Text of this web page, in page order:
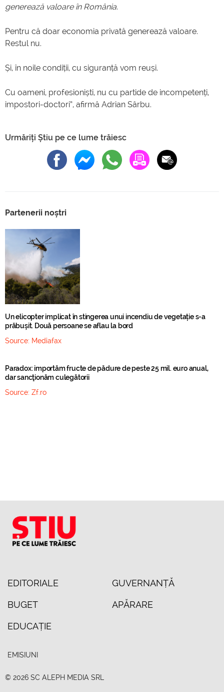
generează valoare în România.
Pentru că doar economia privată generează valoare.
Restul nu.
Și, în noile condiții, cu siguranță vom reuși.
Cu oameni, profesioniști, nu cu partide de incompetenți,
impostori-doctori”, afirmă Adrian Sârbu.
Urmăriți Știu pe ce lume trăiesc
Partenerii noștri
Un elicopter implicat în stingerea unui incendiu de vegetație s-a
prăbușit. Două persoane se aflau la bord
Source: Mediafax
Paradox: importăm fructe de pădure de peste 25 mil. euro anual,
dar sancţionăm culegătorii
Source: Zf.ro
EDITORIALE GUVERNANȚĂ
BUGET APĂRARE
EDUCAȚIE
EMISIUNI
© 2026 SC ALEPH MEDIA SRL